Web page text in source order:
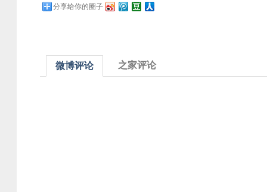
分享给你的圈子
微博评论 之家评论